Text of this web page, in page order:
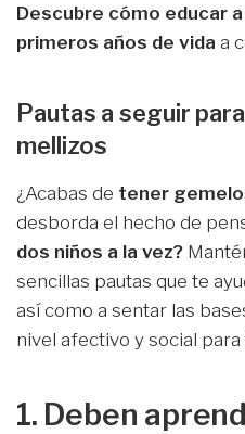
Descubre cómo educar
primeros años de vida a
Pautas a seguir
mellizos
¿Acabas de tener
desborda el hecho de
dos niños a la vez?
sencillas pautas que te
así como a sentar las
nivel afectivo y social
1. Deben